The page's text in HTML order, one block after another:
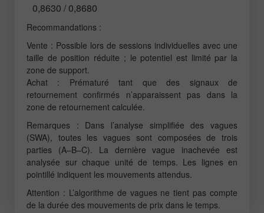
0,8630 / 0,8680
Recommandations :
Vente : Possible lors de sessions individuelles avec une
taille de position réduite ; le potentiel est limité par la
zone de support.
Achat : Prématuré tant que des signaux de
retournement confirmés n’apparaissent pas dans la
zone de retournement calculée.
Remarques : Dans l’analyse simplifiée des vagues
(SWA), toutes les vagues sont composées de trois
parties (A–B–C). La dernière vague inachevée est
analysée sur chaque unité de temps. Les lignes en
pointillé indiquent les mouvements attendus.
Attention : L’algorithme de vagues ne tient pas compte
de la durée des mouvements de prix dans le temps.